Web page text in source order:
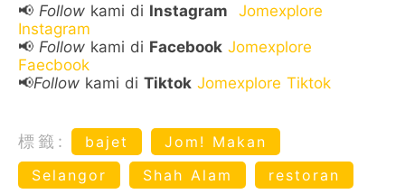
📢 Follow kami di Instagram
Jomexplore
Instagram
📢 Follow kami di Facebook Jomexplore
Faecbook
📢Follow kami di Tiktok Jomexplore Tiktok
標籤: bajet
Jom! Makan
Selangor
Shah Alam
restoran